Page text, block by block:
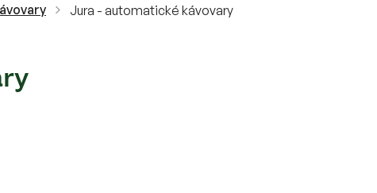
Jura - automatické kávovary